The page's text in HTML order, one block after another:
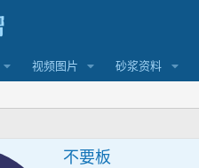
视频图片 砂浆资料
不要板